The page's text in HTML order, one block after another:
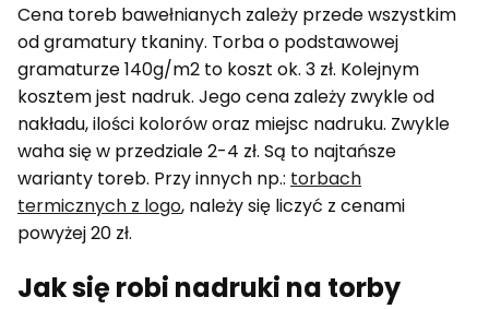
Cena toreb bawełnianych zależy przede wszystkim
od gramatury tkaniny. Torba o podstawowej
gramaturze 140g/m2 to koszt ok. 3 zł. Kolejnym
kosztem jest nadruk. Jego cena zależy zwykle od
nakładu, ilości kolorów oraz miejsc nadruku. Zwykle
waha się w przedziale 2-4 zł. Są to najtańsze
warianty toreb. Przy innych np.: torbach
termicznych z logo, należy się liczyć z cenami
powyżej 20 zł.
Jak się robi nadruki na torby